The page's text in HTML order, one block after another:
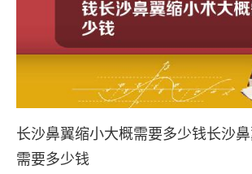
长沙鼻翼缩小大概需要多少钱长沙
需要多少钱